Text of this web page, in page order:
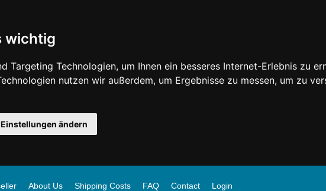
wichtig
Targeting Technologien, um Ihnen ein besseres Internet-Erlebnis zu
nutzen wir außerdem, um Ergebnisse zu messen, um zu
Einstellungen ändern
About Us Shipping Costs FAQ Contact Login